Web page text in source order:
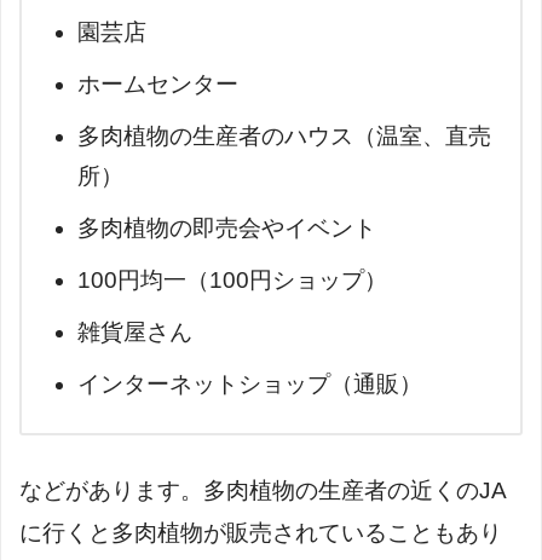
園芸店
ホームセンター
多肉植物の生産者のハウス（温室、直売
所）
多肉植物の即売会やイベント
100円均一（100円ショップ）
雑貨屋さん
インターネットショップ（通販）
などがあります。多肉植物の生産者の近くのJA
に行くと多肉植物が販売されていることもあり